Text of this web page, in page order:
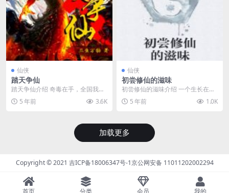
仙侠
踏天争仙
踏天争仙介绍 奇毒在手，全国我
有！走剑修的路，叫剑修无路可
走！走修仙的路，叫一切...
5 年前 3.6K
仙侠
初尝修仙的滋味
初尝修仙的滋味介绍 一个生长在普
通三口之家的高中生，为救女同学
血脉觉悟，戴上家中...
5 年前 1.0K
加载更多
Copyright © 2021 吉ICP备18006347号-1京公网安备 11011202002294
首页 分类 会员 我的